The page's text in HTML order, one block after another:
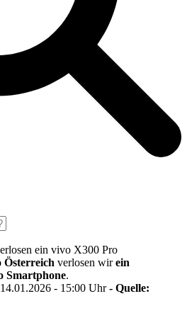
ein vivo X300 Pro
Österreich verlosen wirein
Smartphone.
- 15:00 Uhr- Quelle: